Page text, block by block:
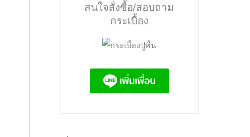
สนใจสั่งซื้อ/สอบถาม
กระเบื้อง